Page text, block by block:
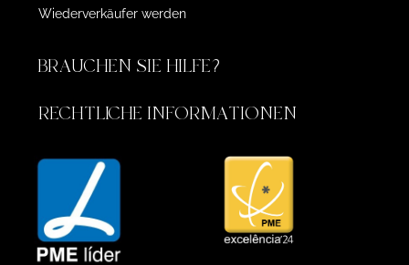
Wiederverkäufer werden
BRAUCHEN SIE HILFE?
RECHTLICHE INFORMATIONEN